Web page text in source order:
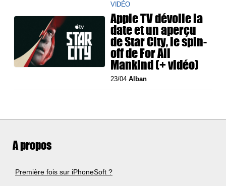
VIDÉO
Apple TV dévoile la
date et un aperçu
de Star City, le spin-
off de For All
Mankind (+ vidéo)
23/04Alban
A propos
Première fois sur iPhoneSoft ?